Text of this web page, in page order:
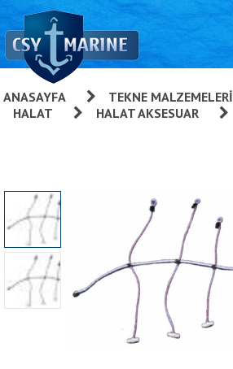
ANASAYFA TEKNE MALZEMELERI
HALAT HALAT AKSESUAR